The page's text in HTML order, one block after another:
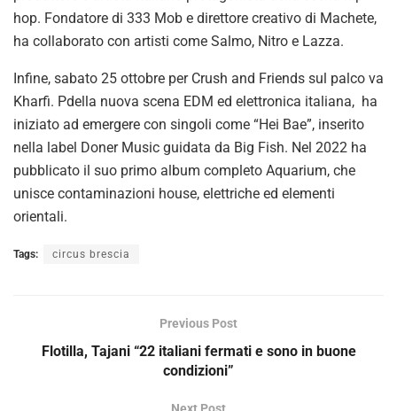
hop. Fondatore di 333 Mob e direttore creativo di Machete,
ha collaborato con artisti come Salmo, Nitro e Lazza.
Infine, sabato 25 ottobre per Crush and Friends sul palco va
Kharfi. Pdella nuova scena EDM ed elettronica italiana, ha
iniziato ad emergere con singoli come “Hei Bae”, inserito
nella label Doner Music guidata da Big Fish. Nel 2022 ha
pubblicato il suo primo album completo Aquarium, che
unisce contaminazioni house, elettriche ed elementi
orientali.
Tags: circus brescia
Previous Post
Flotilla, Tajani “22 italiani fermati e sono in buone
condizioni”